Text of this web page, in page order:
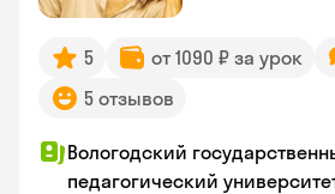
5 от 1090 ₽ за урок
5 отзывов
Вологодский
педагогический